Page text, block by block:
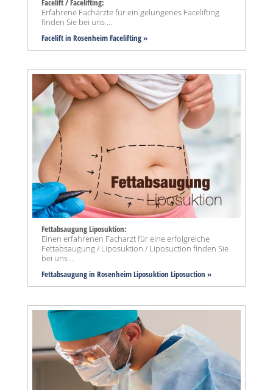
Facelift / Facelifting:
Erfahrene Fachärzte für ein gelungenes Facelifting
finden Sie bei uns ...
Facelift in Rosenheim Facelifting »
Fettabsaugung Liposuktion:
Einen erfahrenen Facharzt für eine erfolgreiche
Fettabsaugung / Liposuktion / Liposuction finden Sie
bei uns ...
Fettabsaugung in Rosenheim Liposuktion Liposuction »